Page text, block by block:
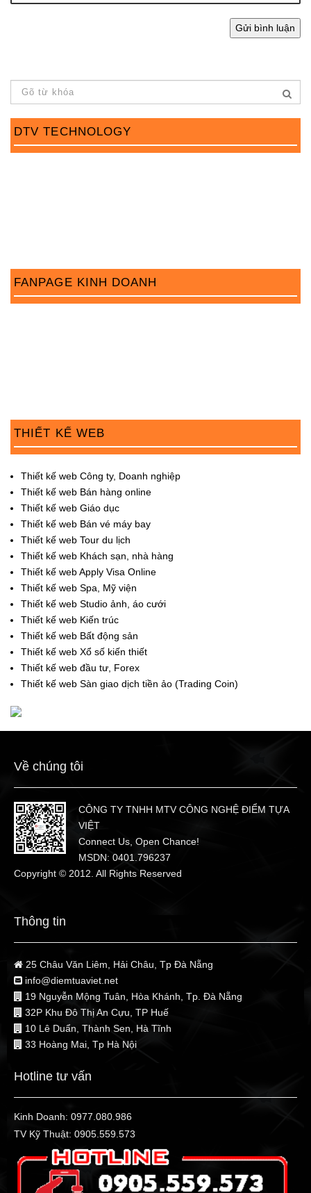
DTV TECHNOLOGY
FANPAGE KINH DOANH
THIẾT KẾ WEB
Thiết kế web Công ty, Doanh nghiệp
Thiết kế web Bán hàng online
Thiết kế web Giáo dục
Thiết kế web Bán vé máy bay
Thiết kế web Tour du lịch
Thiết kế web Khách sạn, nhà hàng
Thiết kế web Apply Visa Online
Thiết kế web Spa, Mỹ viện
Thiết kế web Studio ảnh, áo cưới
Thiết kế web Kiến trúc
Thiết kế web Bất động sản
Thiết kế web Xổ số kiến thiết
Thiết kế web đầu tư, Forex
Thiết kế web Sàn giao dịch tiền ảo (Trading Coin)
Về chúng tôi
CÔNG TY TNHH MTV CÔNG NGHỆ ĐIỂM TỰA
VIỆT
Connect Us, Open Chance!
MSDN: 0401.796237
Copyright © 2012. All Rights Reserved
Thông tin
25 Châu Văn Liêm, Hải Châu, Tp Đà Nẵng
info@diemtuaviet.net
19 Nguyễn Mộng Tuân, Hòa Khánh, Tp. Đà Nẵng
32P Khu Đô Thị An Cựu, TP Huế
10 Lê Duẩn, Thành Sen, Hà Tĩnh
33 Hoàng Mai, Tp Hà Nội
Hotline tư vấn
Kinh Doanh: 0977.080.986
TV Kỹ Thuật: 0905.559.573